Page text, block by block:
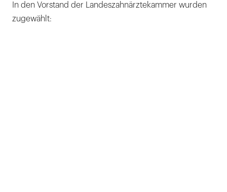
In den Vorstand der Landeszahnärztekammer wurden
zugewählt: